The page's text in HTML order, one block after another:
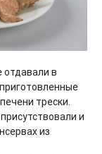
в
трески.
и
из